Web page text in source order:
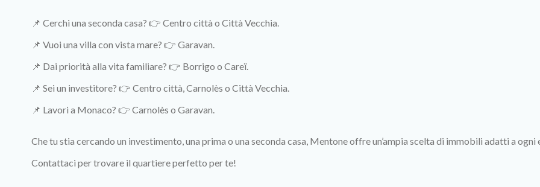
📌 Cerchi una seconda casa? 👉 Centro città o Città Vecchia.
📌 Vuoi una villa con vista mare? 👉 Garavan.
📌 Dai priorità alla vita familiare? 👉 Borrigo o Careï.
📌 Sei un investitore? 👉 Centro città, Carnolès o Città Vecchia.
📌 Lavori a Monaco? 👉 Carnolès o Garavan.
Che tu stia cercando un investimento, una prima o una seconda casa, Mentone offre un’ampia scelta di immobili adatti a ogni
Contattaci per trovare il quartiere perfetto per te!